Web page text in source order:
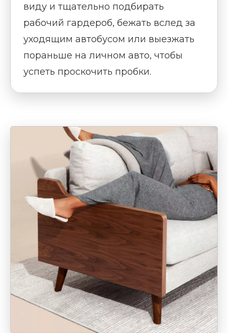
виду и тщательно подбирать
рабочий гардероб, бежать вслед за
уходящим автобусом или выезжать
пораньше на личном авто, чтобы
успеть проскочить пробки.